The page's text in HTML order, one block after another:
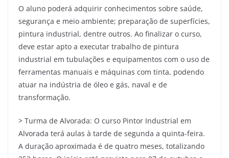
O aluno poderá adquirir conhecimentos sobre saúde,
segurança e meio ambiente; preparação de superfícies,
pintura industrial, dentre outros. Ao finalizar o curso,
deve estar apto a executar trabalho de pintura
industrial em tubulações e equipamentos com o uso de
ferramentas manuais e máquinas com tinta, podendo
atuar na indústria de óleo e gás, naval e de
transformação.
> Turma de Alvorada: O curso Pintor Industrial em
Alvorada terá aulas à tarde de segunda a quinta-feira.
A duração aproximada é de quatro meses, totalizando